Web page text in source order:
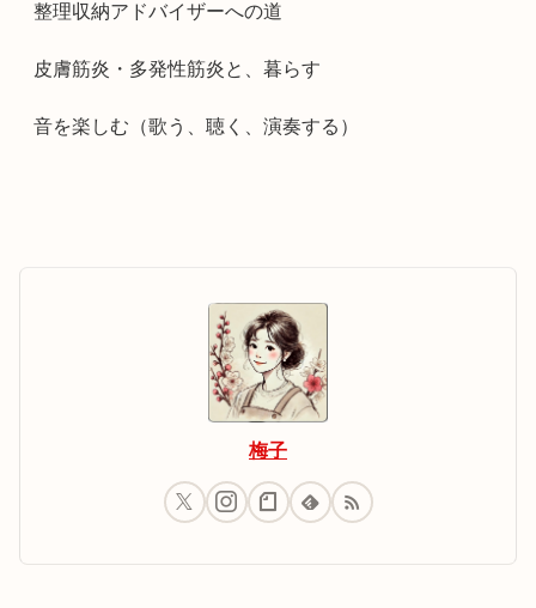
整理収納アドバイザーへの道
皮膚筋炎・多発性筋炎と、暮らす
音を楽しむ（歌う、聴く、演奏する）
梅子